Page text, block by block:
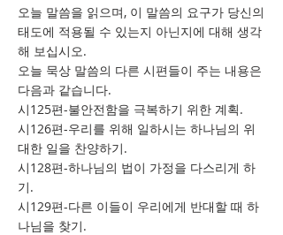
오늘 말씀을 읽으며, 이 말씀의 요구가 당신의
태도에 적용될 수 있는지 아닌지에 대해 생각
해 보십시오.
오늘 묵상 말씀의 다른 시편들이 주는 내용은
다음과 같습니다.
시125편-불안전함을 극복하기 위한 계획.
시126편-우리를 위해 일하시는 하나님의 위
대한 일을 찬양하기.
시128편-하나님의 법이 가정을 다스리게 하
기.
시129편-다른 이들이 우리에게 반대할 때 하
나님을 찾기.